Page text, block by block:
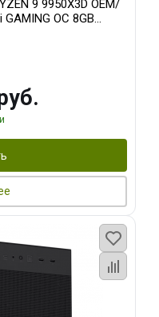
9 9950X3D OEM/
OC 8GB